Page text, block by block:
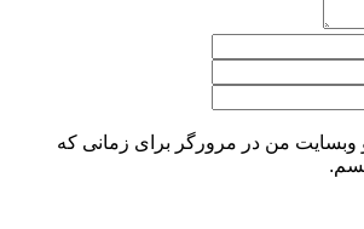
و وبسایت من در مرورگر برای زمانی که